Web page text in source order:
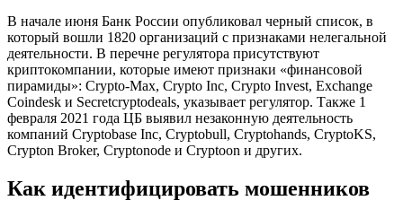
В начале июня Банк России опубликовал черный список, в
который вошли 1820 организаций с признаками нелегальной
деятельности. В перечне регулятора присутствуют
криптокомпании, которые имеют признаки «финансовой
пирамиды»: Crypto-Max, Crypto Inc, Crypto Invest, Exchange
Coindesk и Secretcryptodeals, указывает регулятор. Также 1
февраля 2021 года ЦБ выявил незаконную деятельность
компаний Cryptobase Inc, Cryptobull, Cryptohands, CryptoKS,
Crypton Broker, Cryptonode и Cryptoon и других.
Как идентифицировать мошенников